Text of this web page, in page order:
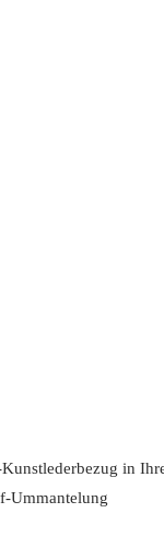
in
Ummantelung